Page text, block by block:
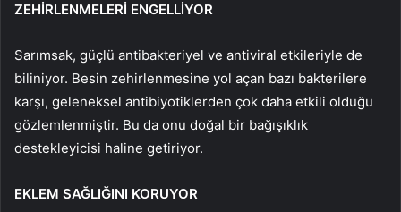
ZEHİRLENMELERİ ENGELLİYOR
Sarımsak, güçlü antibakteriyel ve antiviral etkileriyle de
biliniyor. Besin zehirlenmesine yol açan bazı bakterilere
karşı, geleneksel antibiyotiklerden çok daha etkili olduğu
gözlemlenmiştir. Bu da onu doğal bir bağışıklık
destekleyicisi haline getiriyor.
EKLEM SAĞLIĞINI KORUYOR